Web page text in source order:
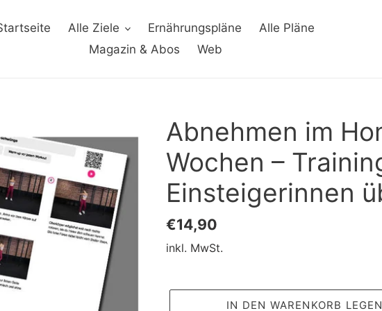
Alle Ziele Ernährungspläne
Alle Pläne
Magazin & Abos
Web
Abnehmen im
Wochen –
Einsteigerinnen
Normaler
Preis
€14,90
inkl. MwSt.
IN DEN WARENKORB LEGEN